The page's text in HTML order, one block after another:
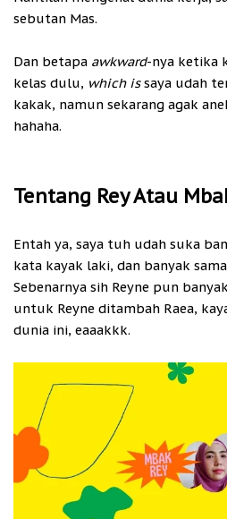
sebutan Mas.
Dan betapa awkward-nya ketika
kelas dulu, which issaya udah
kakak, namun sekarang agak
hahaha.
Tentang Rey Atau
Entah ya, saya tuh udah suka
kata kayak laki, dan banyak
Sebenarnya sih Reyne pun
untuk Reyne ditambah Raea,
dunia ini, eaaakkk.